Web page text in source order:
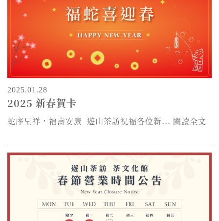
2025.01.28
2025 新春賀卡
蛇序呈祥，福壽安康 遊山茶訪祝福各位新... 閱讀全文